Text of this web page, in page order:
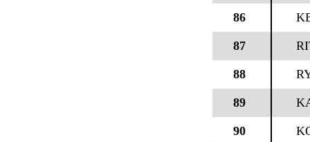
86
87
88
89
90